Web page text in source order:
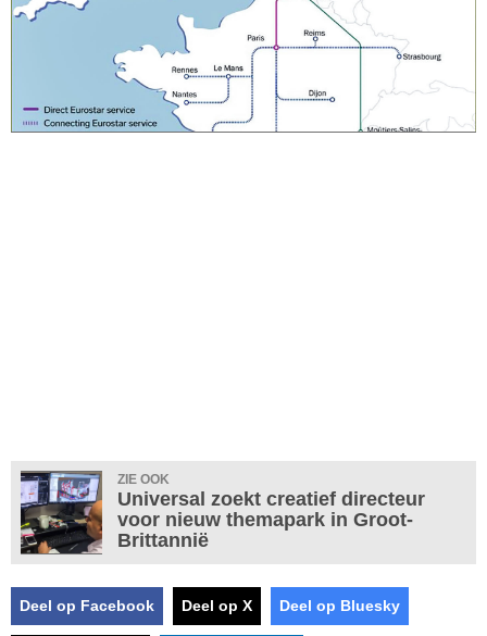
ZIE OOK
Universal zoekt creatief directeur
voor nieuw themapark in Groot-
Brittannië
Deel op Facebook Deel op X Deel op Bluesky